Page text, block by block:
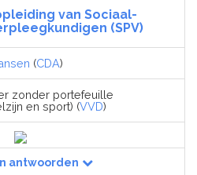
van Sociaal-
(SPV)
(CDA)
zonder portefeuille
en sport) (VVD)
antwoorden